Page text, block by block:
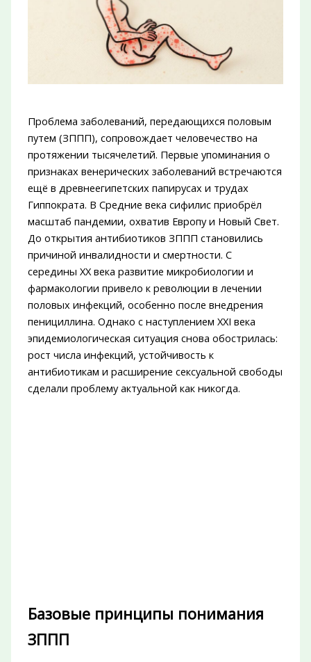
Проблема заболеваний, передающихся половым
путем (ЗППП), сопровождает человечество на
протяжении тысячелетий. Первые упоминания о
признаках венерических заболеваний встречаются
ещё в древнеегипетских папирусах и трудах
Гиппократа. В Средние века сифилис приобрёл
масштаб пандемии, охватив Европу и Новый Свет.
До открытия антибиотиков ЗППП становились
причиной инвалидности и смертности. С
середины XX века развитие микробиологии и
фармакологии привело к революции в лечении
половых инфекций, особенно после внедрения
пенициллина. Однако с наступлением XXI века
эпидемиологическая ситуация снова обострилась:
рост числа инфекций, устойчивость к
антибиотикам и расширение сексуальной свободы
сделали проблему актуальной как никогда.
Базовые принципы понимания
ЗППП